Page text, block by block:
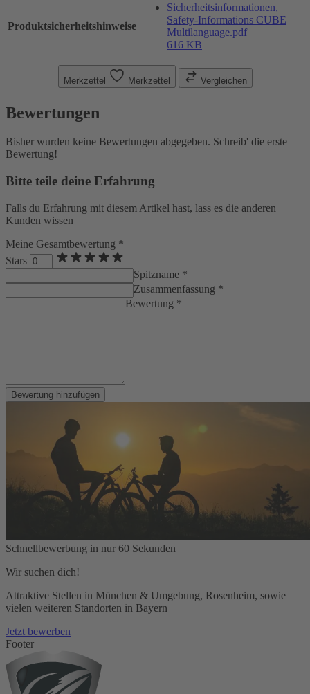
Produktsicherheitshinweise
Sicherheitsinformationen,
Safety-Informations CUBE
Multilanguage.pdf
616 KB
Merkzettel Merkzettel Vergleichen
Bewertungen
Bisher wurden keine Bewertungen abgegeben. Schreib' die erste
Bewertung!
Bitte teile deine Erfahrung
Falls du Erfahrung mit diesem Artikel hast, lass es die anderen
Kunden wissen
Meine Gesamtbewertung *
Stars
Spitzname *
Zusammenfassung *
Bewertung *
Bewertung hinzufügen
Schnellbewerbung in nur 60 Sekunden
Wir suchen dich!
Attraktive Stellen in München & Umgebung, Rosenheim, sowie
vielen weiteren Standorten in Bayern
Jetzt bewerben
Footer